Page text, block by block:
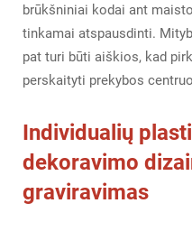
brūkšniniai kodai ant
tinkamai atspausdinti.
pat turi būti aiškios, kad
perskaityti prekybos
Individualių
dekoravimo
graviravimas